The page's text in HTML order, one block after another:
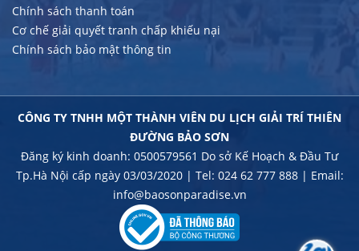
Chính sách thanh toán
Cơ chế giải quyết tranh chấp khiếu nại
Chính sách bảo mật thông tin
CÔNG TY TNHH MỘT THÀNH VIÊN DU LỊCH GIẢI TRÍ THIÊN
ĐƯỜNG BẢO SƠN
Đăng ký kinh doanh: 0500579561 Do sở Kế Hoạch & Đầu Tư
Tp.Hà Nội cấp ngày 03/03/2020 | Tel: 024 62 777 888 | Email:
info@baosonparadise.vn